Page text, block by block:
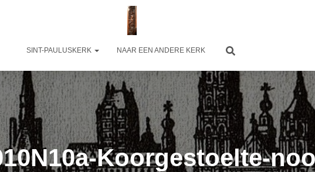
SINT-PAULUSKERK NAAR EEN ANDERE KERK
Koorgestoelte-